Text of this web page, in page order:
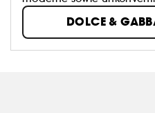
indem Innovationen mit
kombiniert werden.
Glamour der Laufsteg-
Duftkreationen – stets
DOLCE &